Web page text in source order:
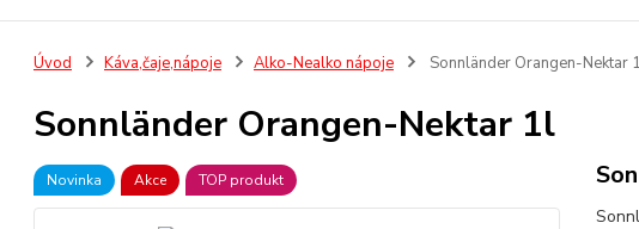
Úvod Káva,čaje,nápoje Alko-Nealko nápoje Sonnländer Orangen-Nektar
Sonnländer Orangen-Nektar 1l
Novinka Akce TOP produkt